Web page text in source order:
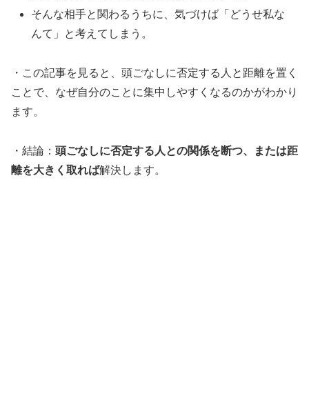
そんな相手と関わるうちに、気づけば「どうせ私な
んて」と考えてしまう。
・この記事を見ると、頭ごなしに否定する人と距離を置く
ことで、なぜ自分のことに集中しやすくなるのかがわかり
ます。
・結論： 頭ごなしに否定する人との関係を断つ、または距
離を大きく取れば解決します。